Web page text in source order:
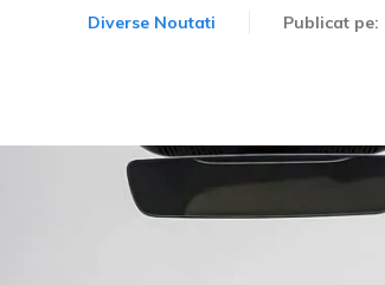
Diverse Noutati Publicat pe: